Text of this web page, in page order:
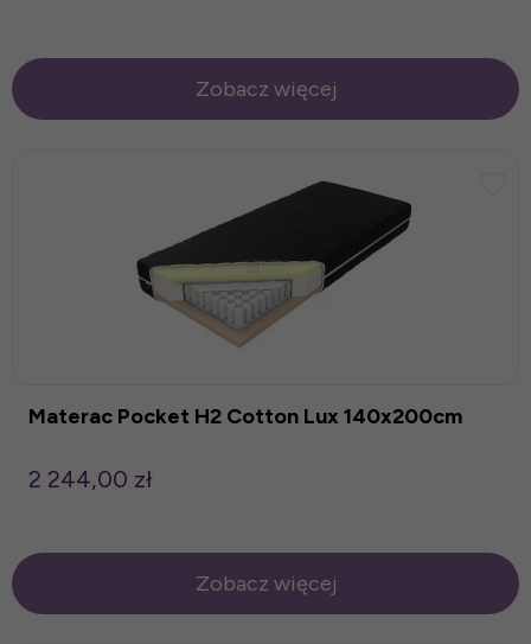
Zobacz więcej
Materac Pocket H2 Cotton Lux 140x200cm
2 244,00 zł
Zobacz więcej